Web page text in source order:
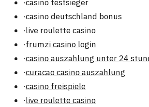
·casino testsieger
·casino deutschland bonus
·live roulette casino
·frumzi casino login
·casino auszahlung unter 24
·curacao casino auszahlung
·casino freispiele
·live roulette casino